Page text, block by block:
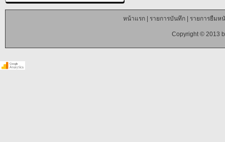
หน้าแรก| รายการบันทึก| รายการยืมห
Copyright © 2013